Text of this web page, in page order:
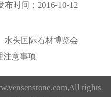
布时间：2016-10-12
水头国际石材博览会
注意事项
vensenstone.com,All rights